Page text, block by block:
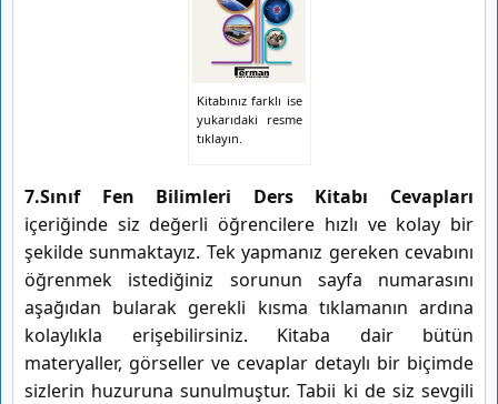
Kitabınız farklı ise
yukarıdaki resme
tıklayın.
7.Sınıf Fen Bilimleri Ders Kitabı Cevapları
içeriğinde siz değerli öğrencilere hızlı ve kolay bir
şekilde sunmaktayız. Tek yapmanız gereken cevabını
öğrenmek istediğiniz sorunun sayfa numarasını
aşağıdan bularak gerekli kısma tıklamanın ardına
kolaylıkla erişebilirsiniz. Kitaba dair bütün
materyaller, görseller ve cevaplar detaylı bir biçimde
sizlerin huzuruna sunulmuştur. Tabii ki de siz sevgili